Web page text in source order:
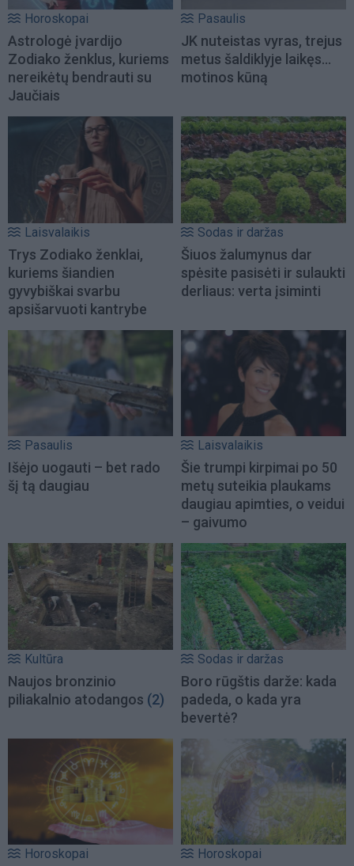
Horoskopai
Astrologė įvardijo
Zodiako ženklus, kuriems
nereikėtų bendrauti su
Jaučiais
Pasaulis
JK nuteistas vyras, trejus
metus šaldiklyje laikęs...
motinos kūną
Laisvalaikis
Trys Zodiako ženklai,
kuriems šiandien
gyvybiškai svarbu
apsišarvuoti kantrybe
Sodas ir daržas
Šiuos žalumynus dar
spėsite pasisėti ir sulaukti
derliaus: verta įsiminti
Pasaulis
Išėjo uogauti – bet rado
šį tą daugiau
Laisvalaikis
Šie trumpi kirpimai po 50
metų suteikia plaukams
daugiau apimties, o veidui
– gaivumo
Kultūra
Naujos bronzinio
piliakalnio atodangos (2)
Sodas ir daržas
Boro rūgštis darže: kada
padeda, o kada yra
bevertė?
Horoskopai Horoskopai